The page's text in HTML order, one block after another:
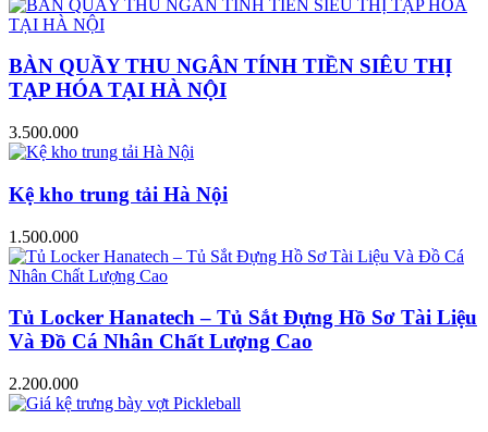
BÀN QUẦY THU NGÂN TÍNH TIỀN SIÊU THỊ
TẠP HÓA TẠI HÀ NỘI
3.500.000
Kệ kho trung tải Hà Nội
1.500.000
Tủ Locker Hanatech – Tủ Sắt Đựng Hồ Sơ Tài Liệu
Và Đồ Cá Nhân Chất Lượng Cao
2.200.000